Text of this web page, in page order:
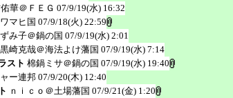
華＠ＦＥＧ 07/9/19(水) 16:32
マヒ国 07/9/18(火) 22:59
み子＠鍋の国 07/9/19(水) 2:01
黒崎克哉＠海法よけ藩国 07/9/19(水) 7:14
スト 棉鍋ミサ＠鍋の国 07/9/19(水) 19:40
ー連邦 07/9/20(木) 12:40
ｎｉｃｏ＠土場藩国 07/9/21(金) 1:20